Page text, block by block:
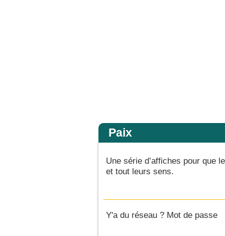
Paix
Une série d’affiches pour que
et tout leurs sens.
Y'a du réseau ? Mot de passe